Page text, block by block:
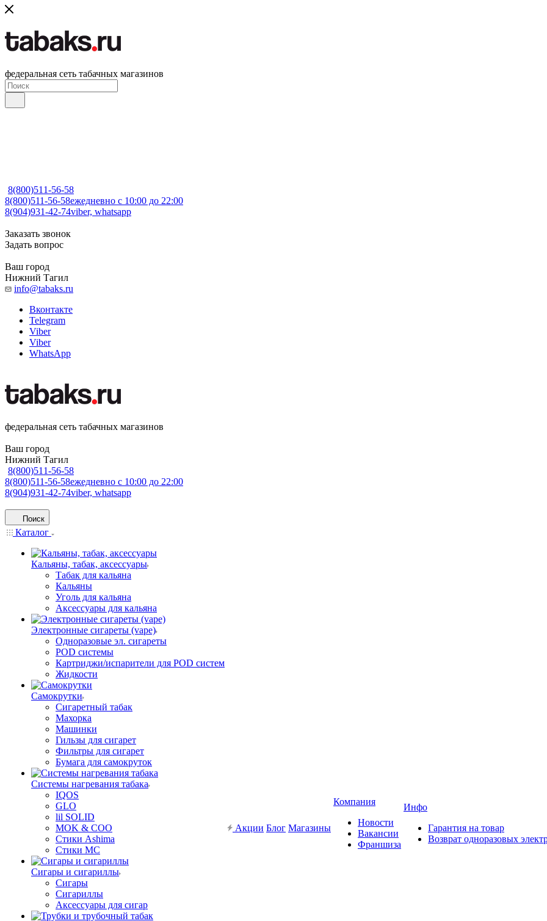
федеральная сеть табачных магазинов
8(800)511-56-58
8(800)511-56-58ежедневно с 10:00 до 22:00
8(904)931-42-74viber, whatsapp
Заказать звонок
Задать вопрос
Ваш город
Нижний Тагил
info@tabaks.ru
Вконтакте
Telegram
Viber
Viber
WhatsApp
федеральная сеть табачных магазинов
Ваш город
Нижний Тагил
8(800)511-56-58
8(800)511-56-58ежедневно с 10:00 до 22:00
8(904)931-42-74viber, whatsapp
Поиск
Каталог
Кальяны, табак, аксессуары
Табак для кальяна
Кальяны
Уголь для кальяна
Аксессуары для кальяна
Электронные сигареты (vape)
Одноразовые эл. сигареты
POD системы
Картриджи/испарители для POD систем
Жидкости
Самокрутки
Сигаретный табак
Махорка
Машинки
Гильзы для сигарет
Фильтры для сигарет
Бумага для самокруток
Системы нагревания табака
IQOS
GLO
lil SOLID
MOK & COO
Стики Ashima
Стики MC
Сигары и сигариллы
Сигары
Сигариллы
Аксессуары для сигар
Акции Блог Магазины
Компания
Новости
Вакансии
Франшиза
Инфо
Гарантия на товар
Возврат одноразовых